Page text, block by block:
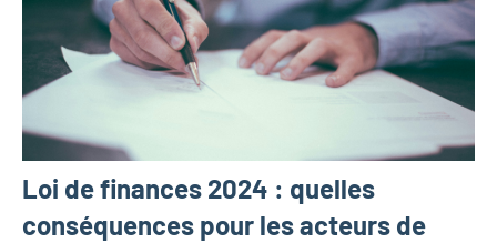
Loi de finances 2024 : quelles
conséquences pour les acteurs de